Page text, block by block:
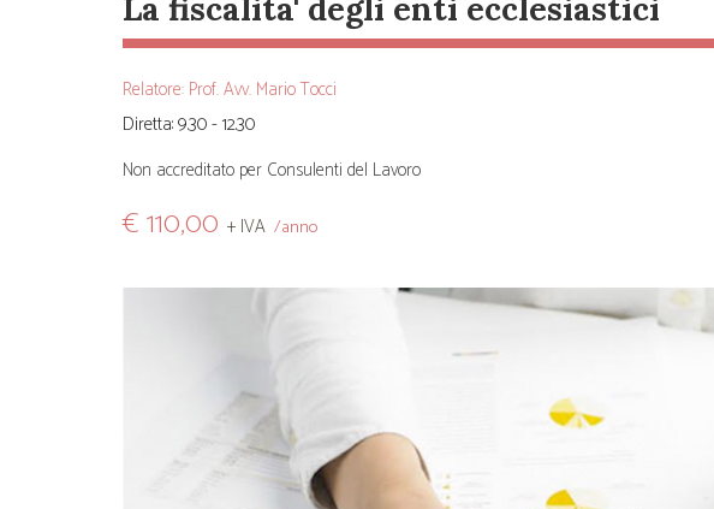
la fiscalita' degli enti ecclesiastici
Relatore: Prof. Avv. Mario Tocci
Diretta: 9.30 - 12.30
Non accreditato per Consulenti del Lavoro
€ 110,00 + IVA /anno